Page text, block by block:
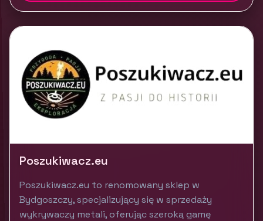
Poszukiwacz.eu
Poszukiwacz.eu to renomowany sklep w
Bydgoszczy, specjalizujący się w sprzedaży
wykrywaczy metali, oferując szeroką gamę